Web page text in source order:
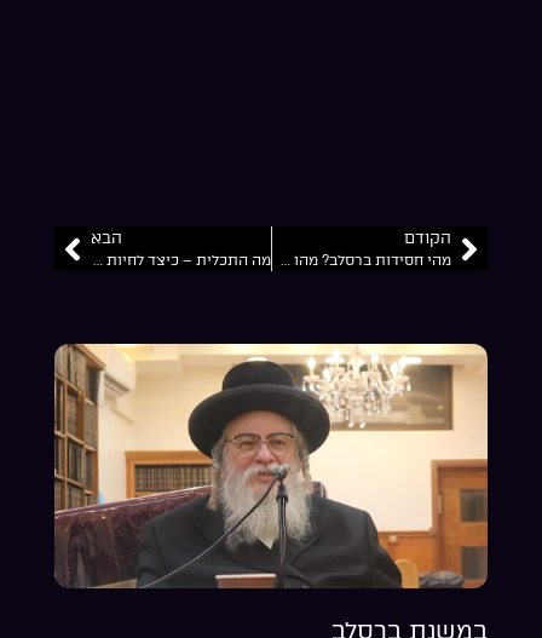
הקודם
מהי חסידות ברסלב? מהו הלימוד של רבי נחמן מברסלב?
הבא
מה התכלית – כיצד לחיות חיים אמיתיים…
במשנת ברסלב